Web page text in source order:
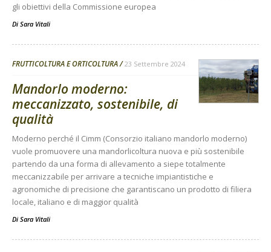
gli obiettivi della Commissione europea
Di Sara Vitali
FRUTTICOLTURA E ORTICOLTURA 23 Settembre 2024
Mandorlo moderno:
meccanizzato, sostenibile, di
qualità
Moderno perché il Cimm (Consorzio italiano mandorlo moderno)
vuole promuovere una mandorlicoltura nuova e più sostenibile
partendo da una forma di allevamento a siepe totalmente
meccanizzabile per arrivare a tecniche impiantistiche e
agronomiche di precisione che garantiscano un prodotto di filiera
locale, italiano e di maggior qualità
Di Sara Vitali